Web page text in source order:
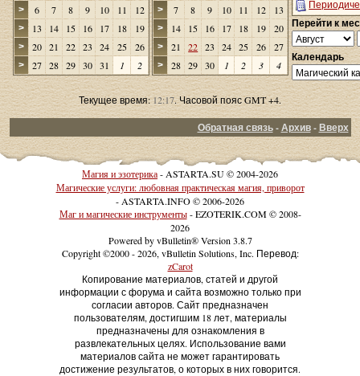
> 6 7 8 9 10 11 12
> 13 14 15 16 17 18 19
> 20 21 22 23 24 25 26
> 27 28 29 30 31 1 2
> 7 8 9 10 11 12 13
> 14 15 16 17 18 19 20
> 21 22 23 24 25 26 27
> 28 29 30 1 2 3 4
Перейти к
Календарь
Текущее время:12:17. Часовой пояс GMT +4.
Обратная связь-Архив-Вверх
Магия и эзотерика- ASTARTA.SU © 2004-2026
Магические услуги: любовная практическая магия, приворот
- ASTARTA.INFO © 2006-2026
Маг и магические инструменты- EZOTERIK.COM © 2008-
2026
Powered by vBulletin® Version 3.8.7
Copyright ©2000 - 2026, vBulletin Solutions, Inc. Перевод:
zCarot
Копирование материалов, статей и другой
информации с форума и сайта возможно только при
согласии авторов. Сайт предназначен
пользователям, достигшим 18 лет, материалы
предназначены для ознакомления в
развлекательных целях. Использование вами
материалов сайта не может гарантировать
достижение результатов, о которых в них говорится.